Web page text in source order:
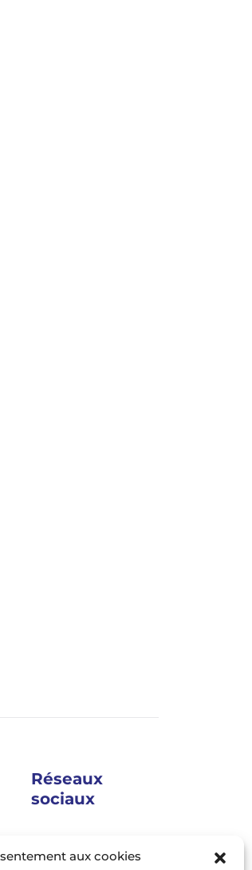
aux cookies
Réseaux
sociaux